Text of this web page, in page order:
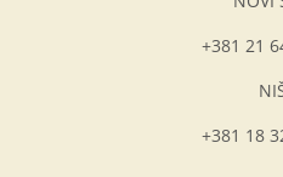
+381 21
+381 18